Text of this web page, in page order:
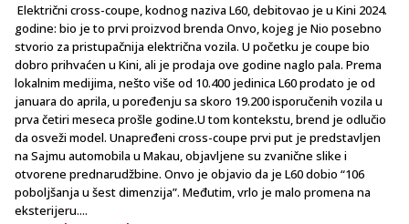
Električni cross-coupe, kodnog naziva L60, debitovao je u Kini 2024.
godine: bio je to prvi proizvod brenda Onvo, kojeg je Nio posebno
stvorio za pristupačnija električna vozila. U početku je coupe bio
dobro prihvaćen u Kini, ali je prodaja ove godine naglo pala. Prema
lokalnim medijima, nešto više od 10.400 jedinica L60 prodato je od
januara do aprila, u poređenju sa skoro 19.200 isporučenih vozila u
prva četiri meseca prošle godine.U tom kontekstu, brend je odlučio
da osveži model. Unapređeni cross-coupe prvi put je predstavljen
na Sajmu automobila u Makau, objavljene su zvanične slike i
otvorene prednarudžbine. Onvo je objavio da je L60 dobio “106
poboljšanja u šest dimenzija”. Međutim, vrlo je malo promena na
eksterijeru....